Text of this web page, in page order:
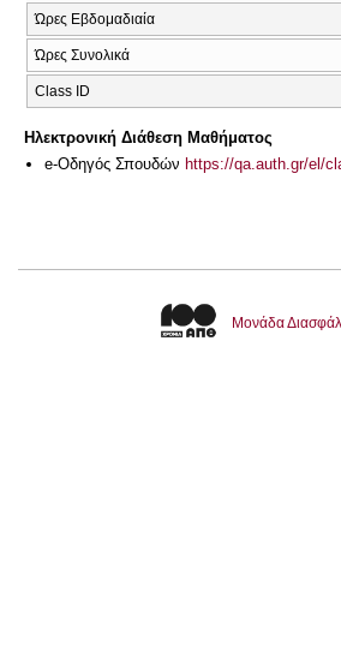
Ώρες Εβδομαδιαία
Ώρες Συνολικά
Class ID
Ηλεκτρονική Διάθεση Μαθήματος
e-Οδηγός Σπουδών https://qa.auth.gr/el/
Μονάδα